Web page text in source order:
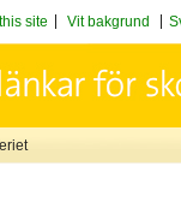
site Vit bakgrund